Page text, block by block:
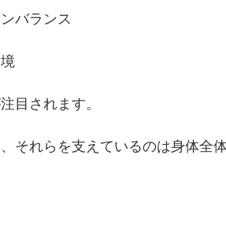
バランス
目されます。
それらを支えているのは身体全